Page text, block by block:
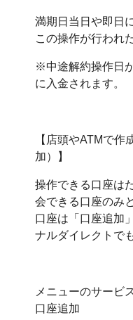
満期日当日や即日
この操作が行われ
※中途解約操作日
に入金されます。
【店頭やATMで
加）】
操作できる口座は
会できる口座のみ
口座は「口座追加
ナルダイレクトで
メニューのサービ
口座追加